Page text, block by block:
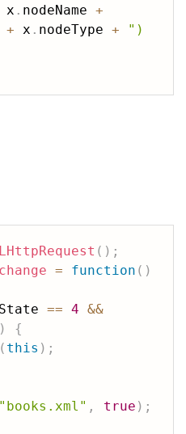
x . nodeName +
+ x . nodeType +
")
( ) ;
= function ( )
== 4 &&
)
{
( this ) ;
"books.xml" , true ) ;